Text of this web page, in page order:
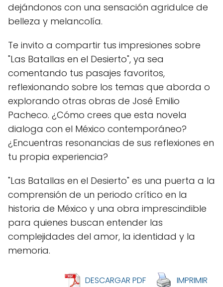
dejándonos con una sensación agridulce de
belleza y melancolía.
Te invito a compartir tus impresiones sobre
"Las Batallas en el Desierto", ya sea
comentando tus pasajes favoritos,
reflexionando sobre los temas que aborda o
explorando otras obras de José Emilio
Pacheco. ¿Cómo crees que esta novela
dialoga con el México contemporáneo?
¿Encuentras resonancias de sus reflexiones en
tu propia experiencia?
"Las Batallas en el Desierto" es una puerta a la
comprensión de un periodo crítico en la
historia de México y una obra imprescindible
para quienes buscan entender las
complejidades del amor, la identidad y la
memoria.
DESCARGAR PDF IMPRIMIR